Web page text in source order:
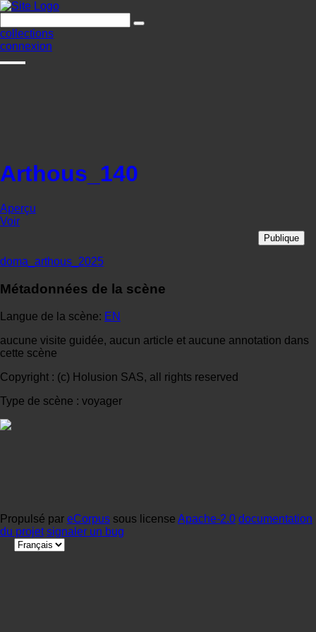
collections
connexion
Arthous_140
Aperçu
Voir
Publique
doma_arthous_2025
Métadonnées de la scène
Langue de la scène: EN
aucune visite guidée, aucun article et aucune annotation dans
cette scène
Copyright : (c) Holusion SAS, all rights reserved
Type de scène : voyager
Propulsé par eCorpus sous license Apache-2.0 documentation
du projet signaler un bug